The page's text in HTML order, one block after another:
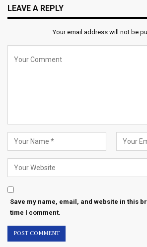
LEAVE A REPLY
Your email address will not be
Save my name, email, and website in this
time I comment.